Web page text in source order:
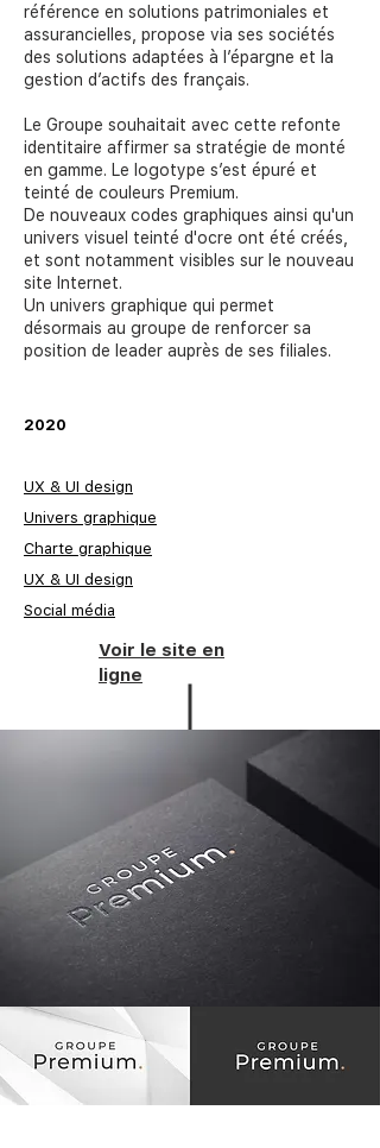
référence en solutions patrimoniales et
assurancielles, propose via ses sociétés
des solutions adaptées à l’épargne et la
gestion d’actifs des français.
Le Groupe souhaitait avec cette refonte
identitaire affirmer sa stratégie de monté
en gamme. Le logotype s’est épuré et
teinté de couleurs Premium.
De nouveaux codes graphiques ainsi qu'un
univers visuel teinté d'ocre ont été créés,
et sont notamment visibles sur le nouveau
site Internet.
Un univers graphique qui permet
désormais au groupe de renforcer sa
position de leader auprès de ses filiales.
2020
UX & UI design
Univers graphique
Charte graphique
UX & UI design
Social média
Voir le site en
ligne